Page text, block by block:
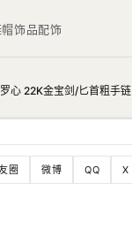
饰品配饰
心 22K金宝剑/匕首粗手链
圈 微博 QQ X